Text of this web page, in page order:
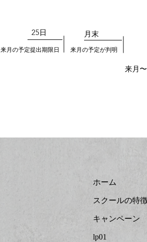
来月の予定提出期限日
25日 ​月末
来月の予定が判明
来月〜
ホーム
スクールの特
キャンペーン
lp01